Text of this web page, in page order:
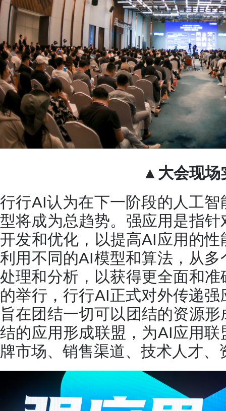
▲大会现场
行行AI认为在下一阶段的人工
型将成为总趋势。强应用是指
开发和优化，以提高AI应用的
利用不同的AI模型和算法，从
处理和分析，以获得更全面和
的举行，行行AI正式对外传递
旨在团结一切可以团结的资源
结的应用形成联盟，为AI应用
牌市场、销售渠道、技术人才